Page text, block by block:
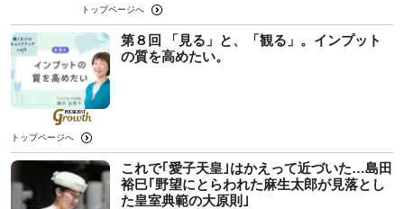
トップページへ
第８回 「見る」と、「観る」。インプット
の質を高めたい。
トップページへ
これで｢愛子天皇｣はかえって近づいた…島田
裕巳｢野望にとらわれた麻生太郎が見落とし
た皇室典範の大原則｣